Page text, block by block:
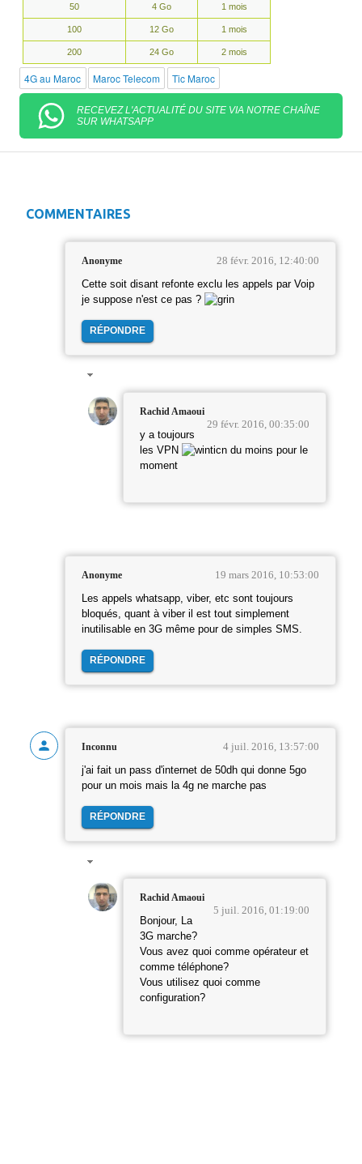
50 4 Go 1 mois
100 12 Go 1 mois
200 24 Go 2 mois
4G au Maroc Maroc Telecom Tic Maroc
RECEVEZ L'ACTUALITÉ DU SITE VIA NOTRE CHAÎNE
SUR WHATSAPP
COMMENTAIRES
Anonyme 28 févr. 2016, 12:40:00
Cette soit disant refonte exclu les appels par Voip
je suppose n'est ce pas ?
RÉPONDRE
Rachid Amaoui
29 févr. 2016, 00:35:00
y a toujours
les VPN
du moins pour le
moment
Anonyme 19 mars 2016, 10:53:00
Les appels whatsapp, viber, etc sont toujours
bloqués, quant à viber il est tout simplement
inutilisable en 3G même pour de simples SMS.
RÉPONDRE
Inconnu 4 juil. 2016, 13:57:00
j'ai fait un pass d'internet de 50dh qui donne 5go
pour un mois mais la 4g ne marche pas
RÉPONDRE
Rachid Amaoui
5 juil. 2016, 01:19:00
Bonjour, La
3G marche?
Vous avez quoi comme opérateur et
comme téléphone?
Vous utilisez quoi comme
configuration?